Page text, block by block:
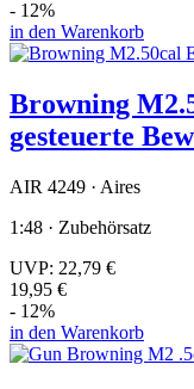
- 12%
in den Warenkorb
Browning
gesteuerte
AIR 4249 · Aires
1:48 · Zubehörsatz
UVP: 22,79 €
19,95 €
- 12%
in den Warenkorb